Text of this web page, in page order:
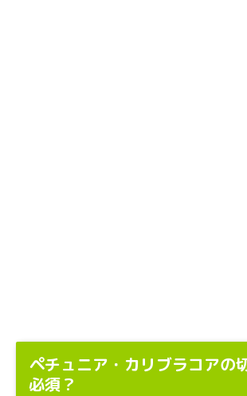
ペチュニア・カリブラコアの
必須？